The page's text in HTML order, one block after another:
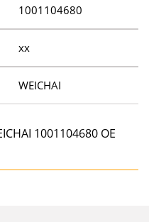
1001104680
xx
WEICHAI